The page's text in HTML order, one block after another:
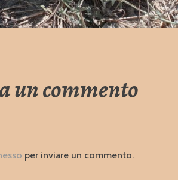
un commento
per inviare un commento.